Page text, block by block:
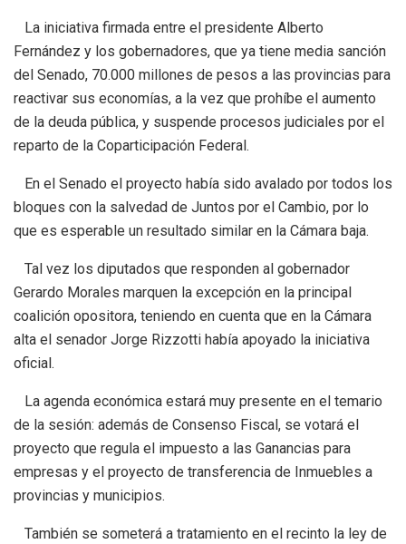
La iniciativa firmada entre el presidente Alberto
Fernández y los gobernadores, que ya tiene media sanción
del Senado, 70.000 millones de pesos a las provincias para
reactivar sus economías, a la vez que prohíbe el aumento
de la deuda pública, y suspende procesos judiciales por el
reparto de la Coparticipación Federal.
En el Senado el proyecto había sido avalado por todos los
bloques con la salvedad de Juntos por el Cambio, por lo
que es esperable un resultado similar en la Cámara baja.
Tal vez los diputados que responden al gobernador
Gerardo Morales marquen la excepción en la principal
coalición opositora, teniendo en cuenta que en la Cámara
alta el senador Jorge Rizzotti había apoyado la iniciativa
oficial.
La agenda económica estará muy presente en el temario
de la sesión: además de Consenso Fiscal, se votará el
proyecto que regula el impuesto a las Ganancias para
empresas y el proyecto de transferencia de Inmuebles a
provincias y municipios.
También se someterá a tratamiento en el recinto la ley de